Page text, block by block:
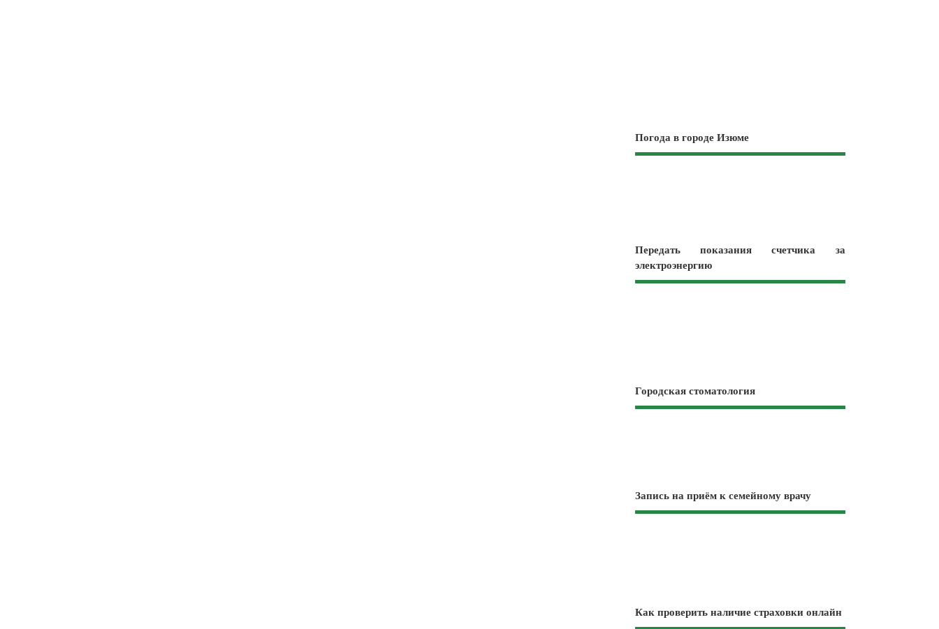
Погода в городе Изюме
Передать показания счетчика за
электроэнергию
Городская стоматология
Запись на приём к семейному врачу
Как проверить наличие страховки онлайн